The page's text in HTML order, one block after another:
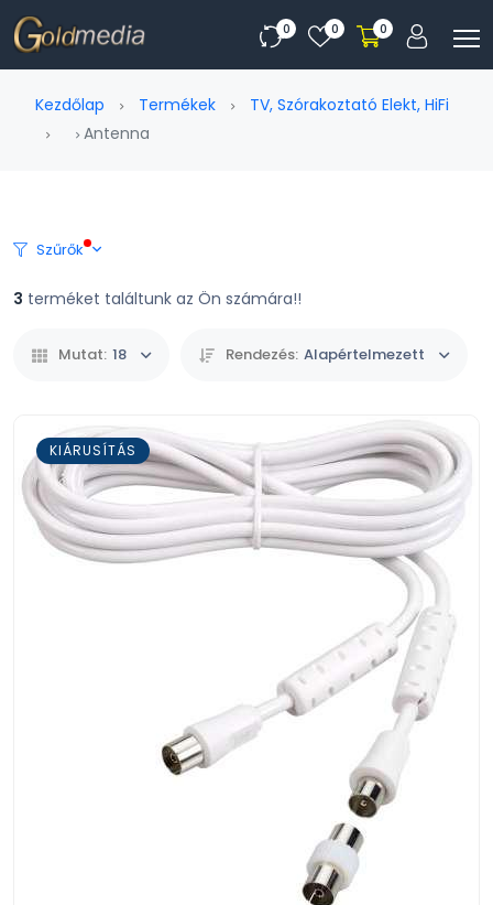
0 0 0
Kezdőlap Termékek
TV, Szórakoztató Elekt, HiFi
Antenna
Szűrők
3 terméket találtunk az Ön számára!!
Mutat: 18 Rendezés: Alapértelmezett
KIÁRUSÍTÁS